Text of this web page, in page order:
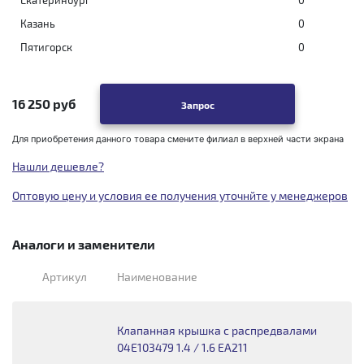
Казань
0
Пятигорск
0
16 250 руб Запрос
Для приобретения данного товара смените филиал в верхней части экрана
Нашли дешевле?
Оптовую цену и условия ее получения уточнйте у менеджеров
Аналоги и заменители
Артикул Наименование
Клапанная крышка с распредвалами
04E103479 1.4 / 1.6 EA211